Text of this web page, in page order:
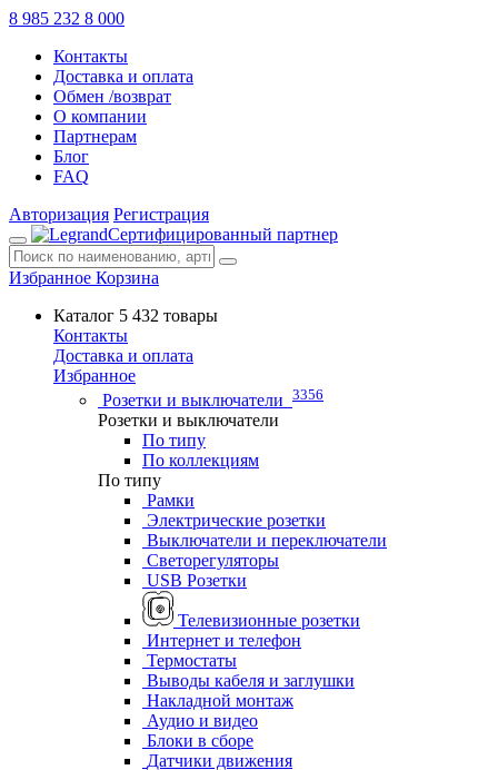
8 985 232 8 000
Контакты
Доставка и оплата
Обмен /возврат
О компании
Партнерам
Блог
FAQ
Авторизация Регистрация
Сертифицированный партнер
Избранное Корзина
Каталог 5 432 товары
Контакты
Доставка и оплата
Избранное
Розетки и выключатели 3356
Розетки и выключатели
По типу
По коллекциям
По типу
Рамки
Электрические розетки
Выключатели и переключатели
Светорегуляторы
USB Розетки
Телевизионные розетки
Интернет и телефон
Термостаты
Выводы кабеля и заглушки
Накладной монтаж
Аудио и видео
Блоки в сборе
Датчики движения